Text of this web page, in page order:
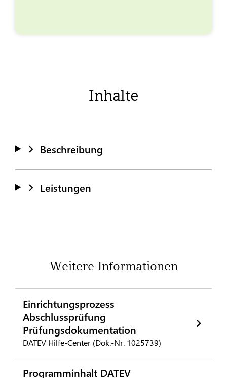
Inhalte
Beschreibung
Leistungen
Weitere Informationen
Einrichtungsprozess
Abschlussprüfung
Prüfungsdokumentation
DATEV Hilfe-Center (Dok.-Nr. 1025739)
Programminhalt DATEV